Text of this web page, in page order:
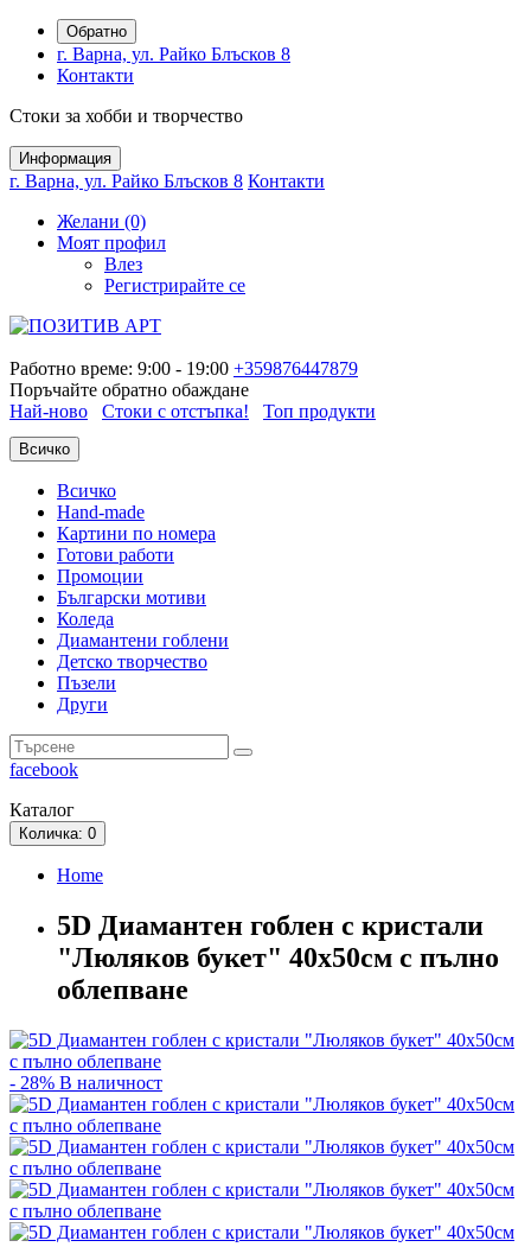
Обратно
г. Варна, ул. Райко Блъсков 8
Контакти
Стоки за хобби и творчество
Информация
г. Варна, ул. Райко Блъсков 8 Контакти
Желани (0)
Моят профил
Влез
Регистрирайте се
Работно време: 9:00 - 19:00 +359876447879
Поръчайте обратно обаждане
Най-ново
Стоки с отстъпка! Топ продукти
Всичко
Всичко
Hand-made
Картини по номера
Готови работи
Промоции
Български мотиви
Коледа
Диамантени гоблени
Детско творчество
Пъзели
Други
facebook
Каталог
Количка: 0
Home
5D Диамантен гоблен с кристали
"Люляков букет" 40х50см с пълно
облепване
- 28% В наличност